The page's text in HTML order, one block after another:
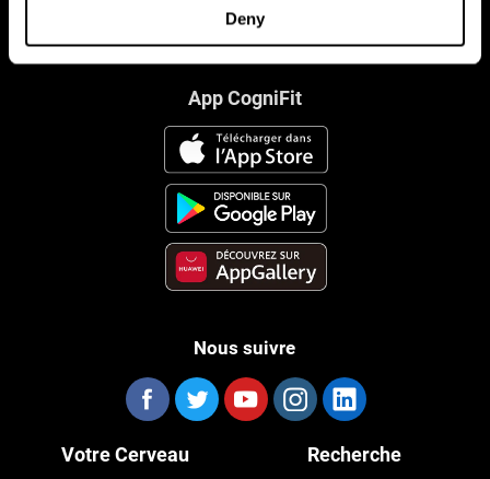
Deny
App CogniFit
Nous suivre
Votre Cerveau Recherche